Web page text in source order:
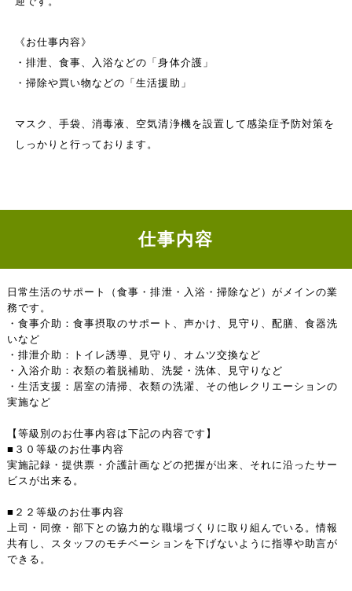
《お仕事内容》
・排泄、食事、入浴などの「身体介護」
・掃除や買い物などの「生活援助」
マスク、手袋、消毒液、空気清浄機を設置して感染症予防対策を
しっかりと行っております。
仕事内容
日常生活のサポート（食事・排泄・入浴・掃除など）がメインの業
務です。
・食事介助：食事摂取のサポート、声かけ、見守り、配膳、食器洗
いなど
・排泄介助：トイレ誘導、見守り、オムツ交換など
・入浴介助：衣類の着脱補助、洗髪・洗体、見守りなど
・生活支援：居室の清掃、衣類の洗濯、その他レクリエーションの
実施など
【等級別のお仕事内容は下記の内容です】
■３０等級のお仕事内容
実施記録・提供票・介護計画などの把握が出来、それに沿ったサー
ビスが出来る。
■２２等級のお仕事内容
上司・同僚・部下との協力的な職場づくりに取り組んでいる。情報
共有し、スタッフのモチベーションを下げないように指導や助言が
できる。